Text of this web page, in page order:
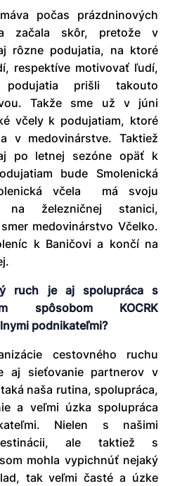
počas prázdninových
začala skôr, pretože v
rôzne podujatia, na ktoré
respektíve motivovať ľudí,
prišli takouto
Takže sme už v júni
včely k podujatiam, ktoré
v medovinárstve. Taktiež
po letnej sezóne opäť k
bude Smolenická
včela má svoju
na železničnej stanici,
medovinárstvo Včelko.
k Baničovi a končí na
ruch je aj spolupráca s
spôsobom KOCRK
podnikateľmi?
cestovného ruchu
aj sieťovanie partnerov v
naša rutina, spolupráca,
a veľmi úzka spolupráca
Nielen s našimi
ale taktiež s
mohla vypichnúť nejaký
tak veľmi časté a úzke